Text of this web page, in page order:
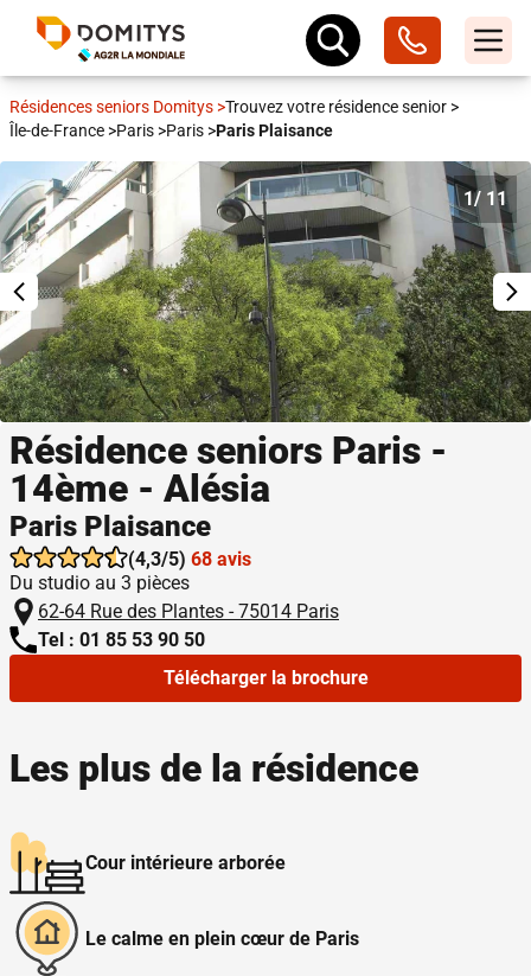
Résidences seniors Domitys >Trouvez votre résidence senior >
Île-de-France >Paris >Paris >Paris Plaisance
1/ 11
Résidence seniors Paris -
14ème - Alésia
Paris Plaisance
(4,3/5) 68 avis
Du studio au 3 pièces
62-64 Rue des Plantes - 75014 Paris
Tel : 01 85 53 90 50
Télécharger la brochure
Les plus de la résidence
Cour intérieure arborée
Le calme en plein cœur de Paris